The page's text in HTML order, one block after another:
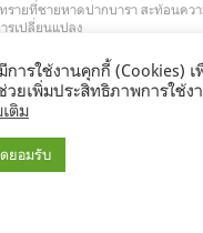
ายที่ชายหาดปากบารา สะท้อนควา
รเปลี่ยนแปลง
จ.สตูล หล่อเลี้ยงชีวิตชา
ล่งนันทนาการในยามเย
ารใช้งานคุกกี้ (Cookies) เ
ยเพิ่มประสิทธิภาพการใช้ง
ติม
ยอมรับ